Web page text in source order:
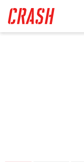
main
content